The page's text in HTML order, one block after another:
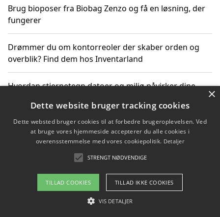
Brug bioposer fra Biobag Zenzo og få en løsning, der
fungerer
Drømmer du om kontorreoler der skaber orden og
overblik? Find dem hos Inventarland
Hvordan stjernetegn datoer og miljø påvirker dine
Bæredygtige gadgets til en grønnere hverdag
Om / kontakt
Blog Betingelser
×
Dette website bruger tracking cookies
Dette websted bruger cookies til at forbedre brugeroplevelsen. Ved
at bruge vores hjemmeside accepterer du alle cookies i
overensstemmelse med vores cookiepolitik. Detaljer
STRENGT NØDVENDIGE
TILLAD COOKIES TILLAD IKKE COOKIES
VIS DETALJER